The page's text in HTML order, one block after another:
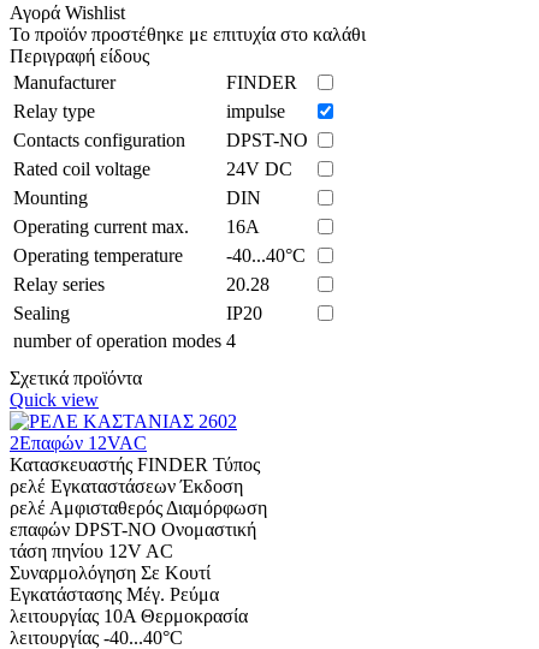
Αγορά Wishlist
Το προϊόν προστέθηκε με επιτυχία στο καλάθι
Περιγραφή είδους
Manufacturer
FINDER
Relay type
impulse
Contacts configuration
DPST-NO
Rated coil voltage
24V DC
Mounting
DIN
Operating current max.
16A
Operating temperature
-40...40°C
Relay series
20.28
Sealing
IP20
number of operation modes 4
Σχετικά προϊόντα
Quick view
Κατασκευαστής FINDER Τύπος
ρελέ Εγκαταστάσεων Έκδοση
ρελέ Αμφισταθερός Διαμόρφωση
επαφών DPST-NO Ονομαστική
τάση πηνίου 12V AC
Συναρμολόγηση Σε Κουτί
Εγκατάστασης Μέγ. Ρεύμα
λειτουργίας 10A Θερμοκρασία
λειτουργίας -40...40°C